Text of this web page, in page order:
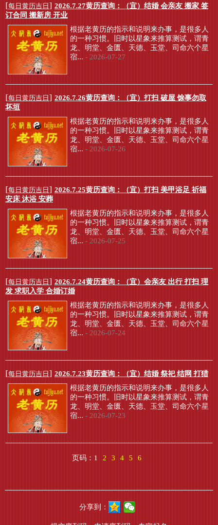
[每日黄历吉日 ] 2026.7.27黄历查询：（宜）结婚 会亲友 搬家 签
订合同 搬新房 开业
根据老黄历的指示和说明来办事，是很多人
的一种习惯。旧时以星象来推算测试，谓青
龙、明堂、金匮、天德、玉堂、司命六个星
宿... - 2026-07-27
[每日黄历吉日 ] 2026.7.26黄历查询：（宜）打扫 破屋 馀事勿取
坏垣
根据老黄历的指示和说明来办事，是很多人
的一种习惯。旧时以星象来推算测试，谓青
龙、明堂、金匮、天德、玉堂、司命六个星
宿... - 2026-07-26
[每日黄历吉日 ] 2026.7.25黄历查询：（宜）打扫 美甲浴足 祈福
安床 沐浴 安葬
根据老黄历的指示和说明来办事，是很多人
的一种习惯。旧时以星象来推算测试，谓青
龙、明堂、金匮、天德、玉堂、司命六个星
宿... - 2026-07-25
[每日黄历吉日 ] 2026.7.24黄历查询：（宜）会亲友 出行 打扫 理
发 求职入学 合婚订婚
根据老黄历的指示和说明来办事，是很多人
的一种习惯。旧时以星象来推算测试，谓青
龙、明堂、金匮、天德、玉堂、司命六个星
宿... - 2026-07-24
[每日黄历吉日 ] 2026.7.23黄历查询：（宜）结婚 祭祀 结网 打猎
根据老黄历的指示和说明来办事，是很多人
的一种习惯。旧时以星象来推算测试，谓青
龙、明堂、金匮、天德、玉堂、司命六个星
宿... - 2026-07-23
页码： 1 2 3 4 5 6
分享到：